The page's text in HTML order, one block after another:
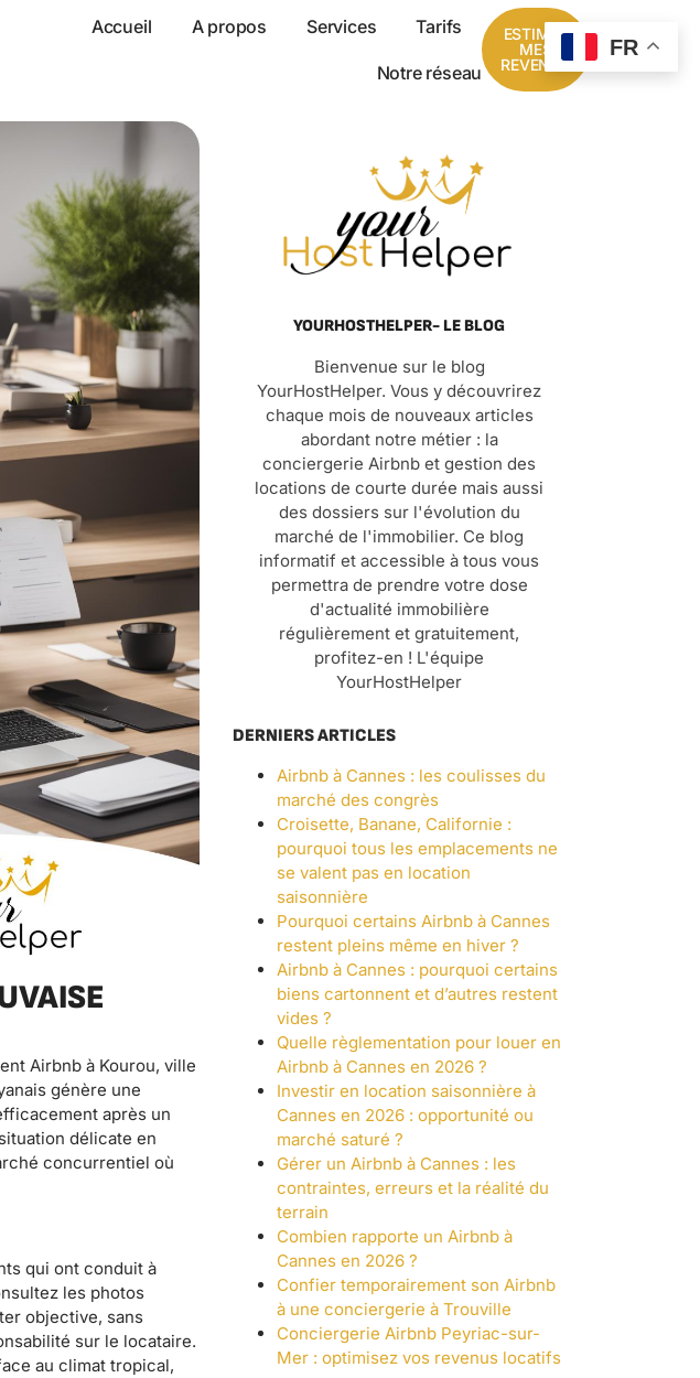
Accueil A propos Services Tarifs
Notre réseau
ESTIMER
MES
REVENUS
Airbnb à Kourou, ville
génère une
après un
délicate en
concurrentiel où
qui ont conduit à
les photos
objective, sans
sur le locataire.
au climat tropical,
YOURHOSTHELPER- LE BLOG
Bienvenue sur le blog
YourHostHelper. Vous y découvrirez
chaque mois de nouveaux articles
abordant notre métier : la
conciergerie Airbnb et gestion des
locations de courte durée mais aussi
des dossiers sur l'évolution du
marché de l'immobilier. Ce blog
informatif et accessible à tous vous
permettra de prendre votre dose
d'actualité immobilière
régulièrement et gratuitement,
profitez-en ! L'équipe
YourHostHelper
DERNIERS ARTICLES
Airbnb à Cannes : les coulisses du
marché des congrès
Croisette, Banane, Californie :
pourquoi tous les emplacements ne
se valent pas en location
saisonnière
Pourquoi certains Airbnb à Cannes
restent pleins même en hiver ?
Airbnb à Cannes : pourquoi certains
biens cartonnent et d’autres restent
vides ?
Quelle règlementation pour louer en
Airbnb à Cannes en 2026 ?
Investir en location saisonnière à
Cannes en 2026 : opportunité ou
marché saturé ?
Gérer un Airbnb à Cannes : les
contraintes, erreurs et la réalité du
terrain
Combien rapporte un Airbnb à
Cannes en 2026 ?
Confier temporairement son Airbnb
à une conciergerie à Trouville
Conciergerie Airbnb Peyriac-sur-
Mer : optimisez vos revenus locatifs
FR